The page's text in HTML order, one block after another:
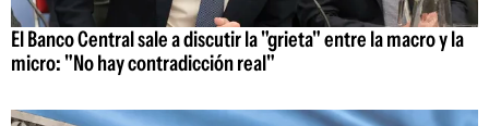
El Banco Central sale a discutir la "grieta" entre la macro y la
micro: "No hay contradicción real"